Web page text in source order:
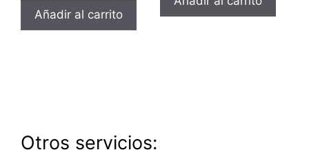
Añadir al carrito
Otros servicios: